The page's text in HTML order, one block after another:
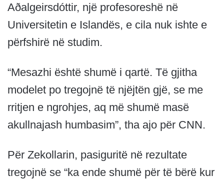
Aðalgeirsdóttir, një profesoreshë në
Universitetin e Islandës, e cila nuk ishte e
përfshirë në studim.
“Mesazhi është shumë i qartë. Të gjitha
modelet po tregojnë të njëjtën gjë, se me
rritjen e ngrohjes, aq më shumë masë
akullnajash humbasim”, tha ajo për CNN.
Për Zekollarin, pasiguritë në rezultate
tregojnë se “ka ende shumë për të bërë kur